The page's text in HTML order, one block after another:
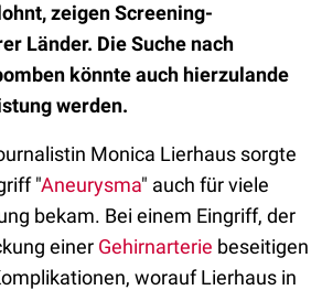
zeigen Screening-
Länder. Die Suche nach
könnte auch hierzulande
werden.
Monica Lierhaus sorgte
"Aneurysma" auch für viele
bekam. Bei einem Eingriff, der
einer Gehirnarterie beseitigen
worauf Lierhaus in